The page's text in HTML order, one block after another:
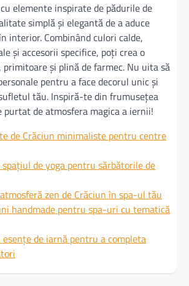
elemente inspirate de pădurile de
simplă și elegantă de a aduce
interior. Combinând culori calde,
și accesorii specifice, poți crea o
primitoare și plină de farmec. Nu uita să
pentru a face decorul unic și
tău. Inspiră-te din frumusețea
de atmosfera magica a iernii!
de Crăciun minimaliste pentru centre
spațiul de yoga pentru sărbătorile de
zen de Crăciun în spa-ul tău
handmade pentru spa-uri cu tematică
esențe de iarnă pentru a completa